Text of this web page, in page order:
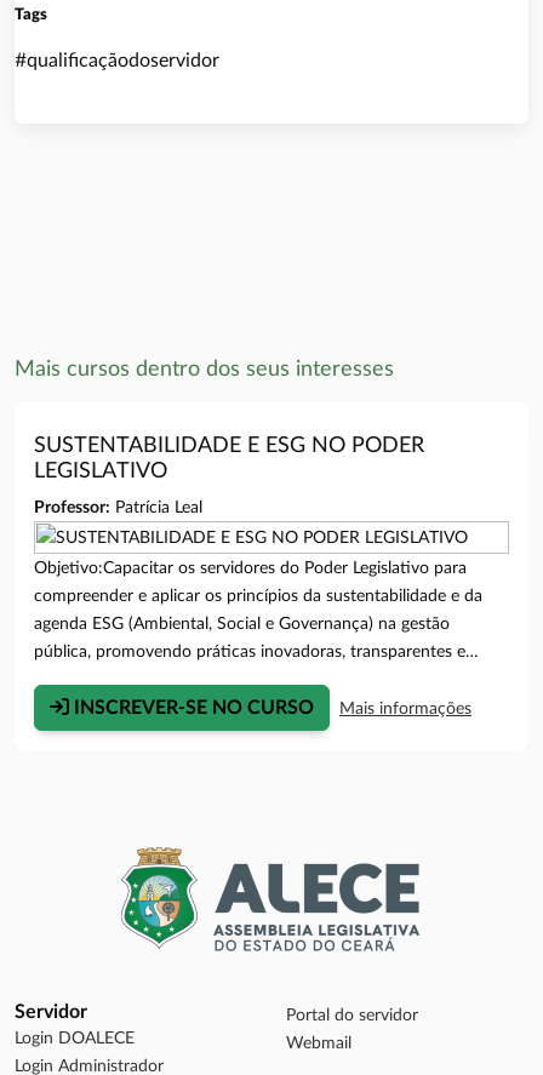
Tags
#qualificaçãodoservidor
Mais cursos dentro dos seus interesses
SUSTENTABILIDADE E ESG NO PODER
LEGISLATIVO
Professor: Patrícia Leal
Objetivo:Capacitar os servidores do Poder Legislativo para
compreender e aplicar os princípios da sustentabilidade e da
agenda ESG (Ambiental, Social e Governança) na gestão
pública, promovendo práticas inovadoras, transparentes e
institucional e para o alcance dos Objetivos de
Desenvolvimento Sustentável (ODS).Público Alvo:Apenas
Curso:Presencial.Período do Curso:10, 11, 12, 13 e 14 de
agosto de 2026.Local de Realização do Curso:Unipace - 1º
Andar, Sala D.Horário do Curso:13h às 17h.Carga
Horária:20h/a.Quantidade de Vagas:50.Aviso Importante:Os
obrigatório o informe da matrícula que apenas os servidores da
ALECE possuem. A ausência da matrícula ou a comprovação do
não ligamento à Casa Legislativa resultará no cancelamento da
INSCREVER-SE NO CURSO Mais informações
Servidor
Login DOALECE
Login Administrador
Portal do servidor
Webmail